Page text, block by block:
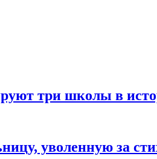
три школы в
уволенную за